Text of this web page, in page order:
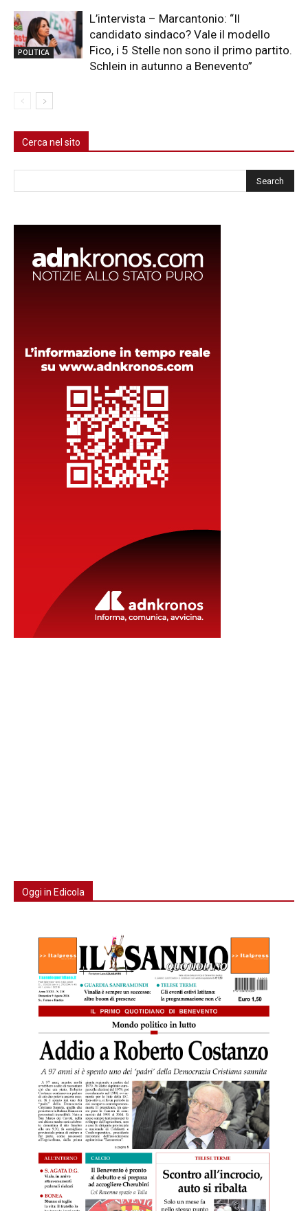
POLITICA
L’intervista – Marcantonio: “Il
candidato sindaco? Vale il modello
Fico, i 5 Stelle non sono il primo partito.
Schlein in autunno a Benevento”
Cerca nel sito
Oggi in Edicola